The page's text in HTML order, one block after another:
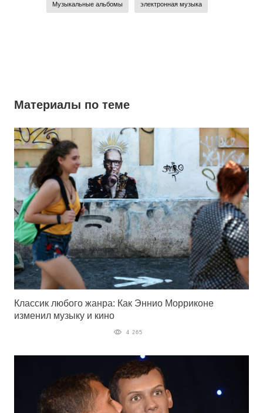
Музыкальные альбомы электронная музыка
Материалы по теме
Классик любого жанра: Как Эннио Морриконе
изменил музыку и кино
4 265